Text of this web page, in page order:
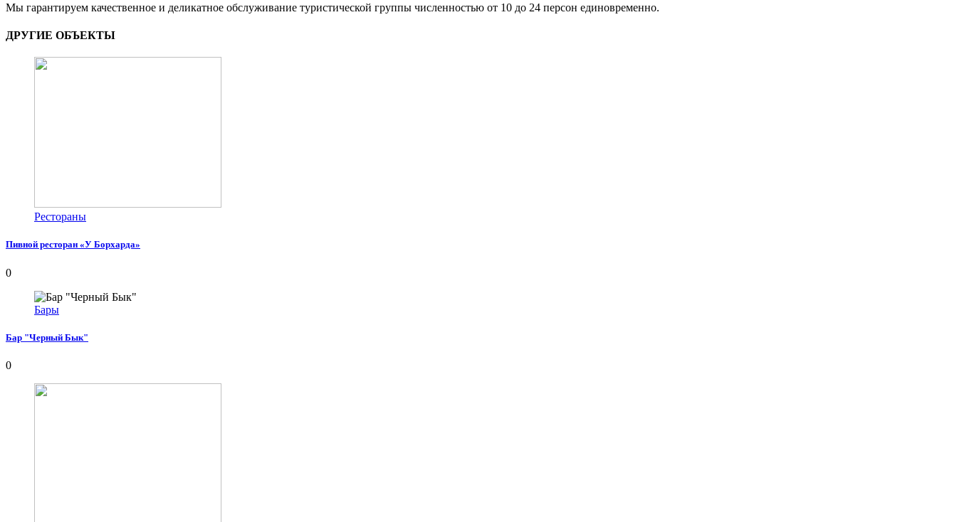
Мы гарантируем качественное и деликатное обслуживание туристической группы численностью от 10 до 24 персон единовременно.
ДРУГИЕ ОБЪЕКТЫ
Рестораны
Пивной ресторан «У Борхарда»
0
Бары
Бар "Черный Бык"
0